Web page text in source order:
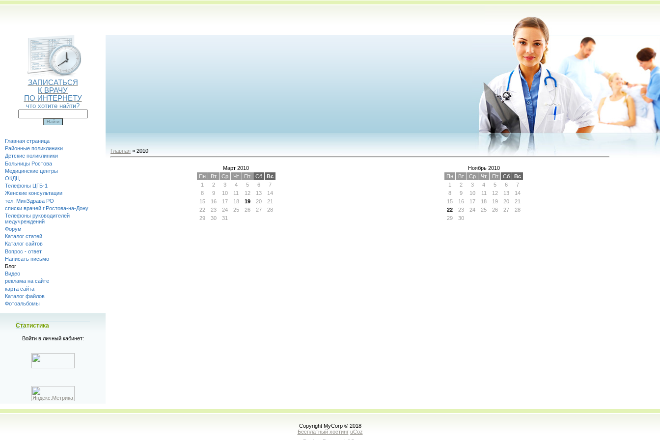
ЗАПИСАТЬСЯ
К ВРАЧУ
ПО ИНТЕРНЕТУ
что хотите найти?
Главная страница
Районные поликлиники
Детские поликлиники
Больницы Ростова
Медицинские центры
ОКДЦ
Телефоны ЦГБ-1
Женские консультации
тел. МинЗдрава РО
списки врачей г.Ростова-на-Дону
Телефоны руководителей
медучреждений
Форум
Каталог статей
Каталог сайтов
Вопрос - ответ
Написать письмо
Блог
Видео
реклама на сайте
карта сайта
Каталог файлов
Фотоальбомы
Статистика
Войти в личный кабинет:
Главная » 2010
Март 2010
Пн
Вт Ср Чт Пт Сб
Вс
1
2 3 4 5 6
7
8
9 10 11 12 13
14
15
16 17 18 19 20
21
22
23 24 25 26 27
28
29
30 31
Ноябрь 2010
Пн
Вт Ср Чт Пт Сб
Вс
1
2 3 4 5 6
7
8
9 10 11 12 13
14
15
16 17 18 19 20
21
22
23 24 25 26 27
28
29
30
Copyright MyCorp © 2018
Бесплатный хостинг uCoz